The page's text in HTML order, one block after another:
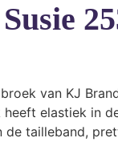
van KJ
elastiek in
de tailleband,